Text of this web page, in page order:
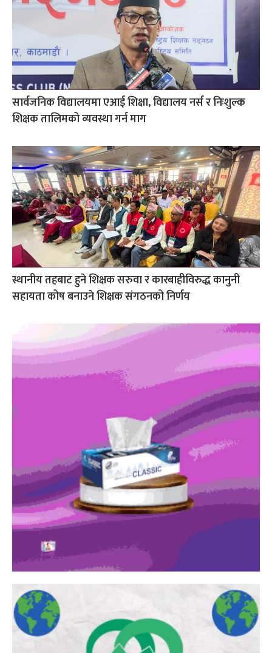
सार्वजनिक विद्यालयमा एआई शिक्षा, विद्यालय नर्स र निःशुल्क
शिक्षक तालिमको व्यवस्था गर्न माग
स्थानीय तहबाट हुने शिक्षक सरुवा र कारबाहीविरुद्ध कानुनी
सहायता कोष बनाउने शिक्षक संगठनको निर्णय